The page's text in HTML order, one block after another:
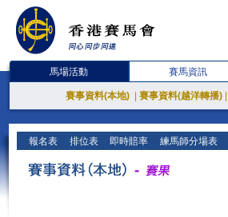
馬場活動 賽馬資訊
賽事資料(本地) 賽事資料(越洋轉播)
報名表 排位表 即時賠率 練馬師分場表